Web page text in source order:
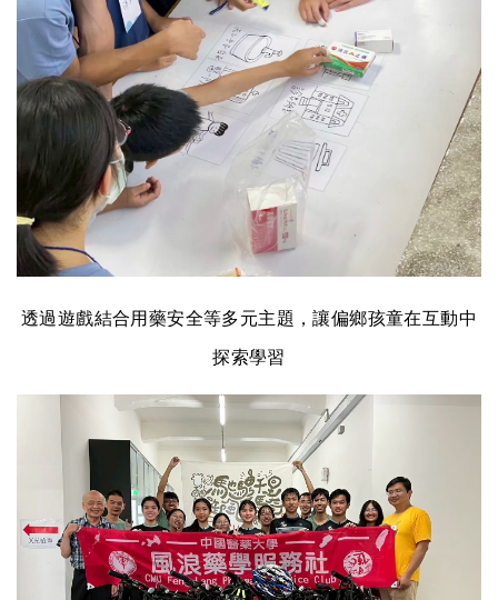
透過遊戲結合用藥安全等多元主題，讓偏鄉孩童在互動中
探索學習